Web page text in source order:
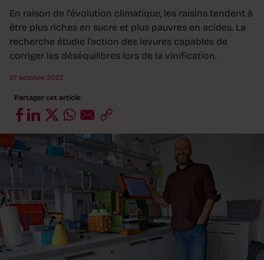
En raison de l’évolution climatique, les raisins tendent à
être plus riches en sucre et plus pauvres en acides. La
recherche étudie l’action des levures capables de
corriger les déséquilibres lors de la vinification.
27 octobre 2022
Partager cet article